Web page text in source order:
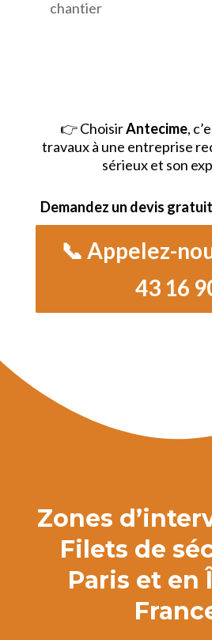
chantier
👉ChoisirAntecime,
travaux à une entreprise
sérieux et son
Demandez un devis
📞 Appelez-
43 16
Zones
Filets de
Paris et en